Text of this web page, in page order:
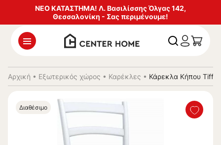
ΝΕΟ ΚΑΤΑΣΤΗΜΑ! Λ. Βασιλίσσης Όλγας 142,
Θεσσαλονίκη - Σας περιμένουμε!
Αρχική • Εξωτερικός χώρος • Καρέκλες • Κάρεκλα Κήπου
Διαθέσιμο